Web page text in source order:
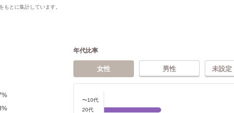
とに集計しています。
%
%
年代比率
女性 男性 未設定
〜10代
20代